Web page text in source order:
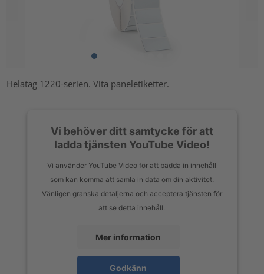
Helatag 1220-serien. Vita paneletiketter.
Vi behöver ditt samtycke för att
ladda tjänsten YouTube Video!
Vi använder YouTube Video för att bädda in innehåll
som kan komma att samla in data om din aktivitet.
Vänligen granska detaljerna och acceptera tjänsten för
att se detta innehåll.
Mer information
Godkänn